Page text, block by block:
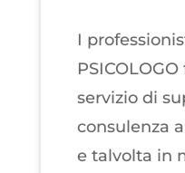
I
servizio di
consulenza
e talvolta in